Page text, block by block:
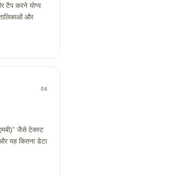
टैप करने योग्य
और
06
जैसे टेक्स्ट
यह कितना डेटा